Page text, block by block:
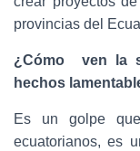
provincias del
¿Cómo ven la
hechos
Es un golpe
ecuatorianos, es